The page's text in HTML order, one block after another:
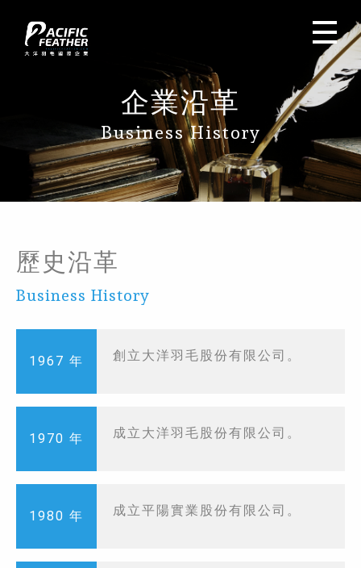
企業沿革
Business History
歷史沿革
Business History
1967 年 創立大洋羽毛股份有限公司。
1970 年 成立大洋羽毛股份有限公司。
1980 年 成立平陽實業股份有限公司。